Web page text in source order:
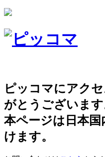
ピッコマにアク
がとうございます
本ページは日本
けます。